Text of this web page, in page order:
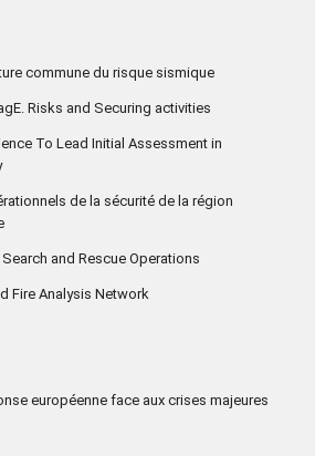
commune du risque sismique
Risks and Securing activities
To Lead Initial Assessment in
de la sécurité de la région
and Rescue Operations
Fire Analysis Network
européenne face aux crises majeures